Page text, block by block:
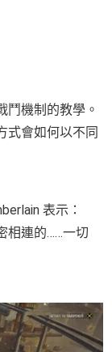
鬥機制的教學。
式會如何以不同
表示：
相連的……一切